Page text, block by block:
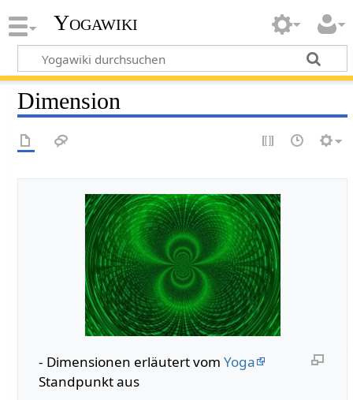
Yogawiki
Dimension
- Dimensionen erläutert vom Yoga
Standpunkt aus